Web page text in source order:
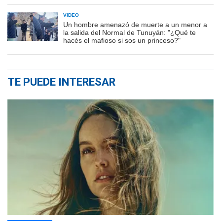
VIDEO
Un hombre amenazó de muerte a un menor a
la salida del Normal de Tunuyán: "¿Qué te
hacés el mafioso si sos un princeso?"
TE PUEDE INTERESAR